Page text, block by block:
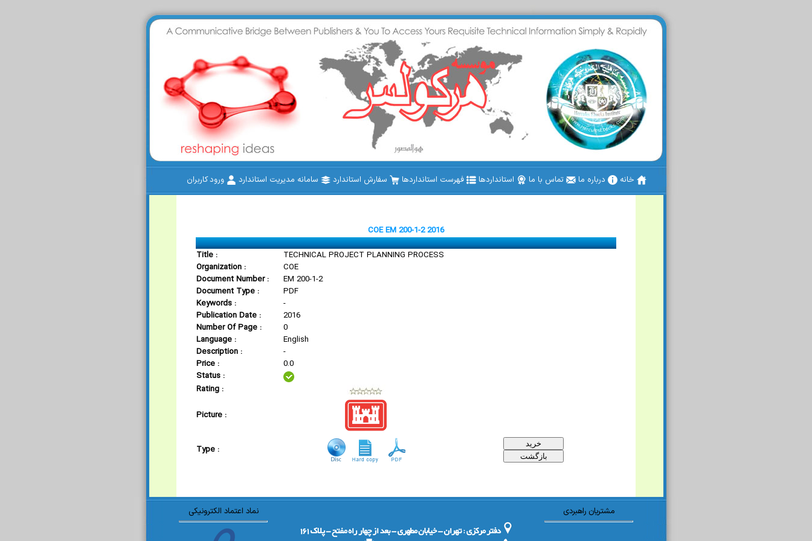
خانه درباره ما تماس با ما استانداردها فهرست استانداردها سفارش استاندارد سامانه مدیریت استاندارد ورود کاربران
COE EM 200-1-2 2016
Title :
TECHNICAL PROJECT PLANNING PROCESS
Organization :
COE
Document Number :
EM 200-1-2
Document Type :
PDF
Keywords :
-
Publication Date :
2016
Number Of Page :
0
Language :
English
Description :
-
Price :
0.0
Status :
Rating :
Picture :
Type :
نماد اعتماد الکترونیکی مشتریان راهبردی